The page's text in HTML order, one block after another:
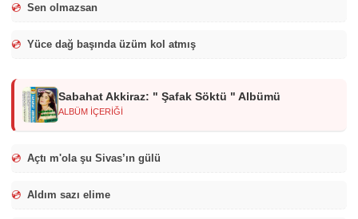
💿 Sen olmazsan
💿 Yüce dağ başında üzüm kol atmış
Sabahat Akkiraz: " Şafak Söktü " Albümü
ALBÜM İÇERİĞİ
💿 Açtı m'ola şu Sivas’ın gülü
💿 Aldım sazı elime